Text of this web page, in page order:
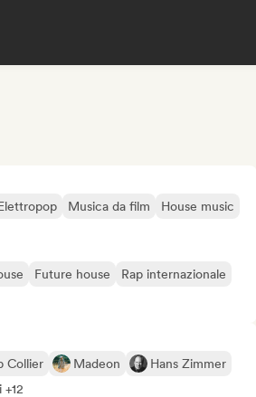
Musica da film
House music
Future house
Rap internazionale
Collier Madeon
Hans Zimmer